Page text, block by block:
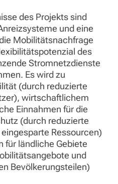
des Projekts sind
und eine
Mobilitätsnachfrage
des
Stromnetzdienste
Es wird zu
(durch reduzierte
wirtschaftlichem
Einnahmen für die
(durch reduzierte
Ressourcen)
für ländliche Gebiete
und
Bevölkerungsteilen)